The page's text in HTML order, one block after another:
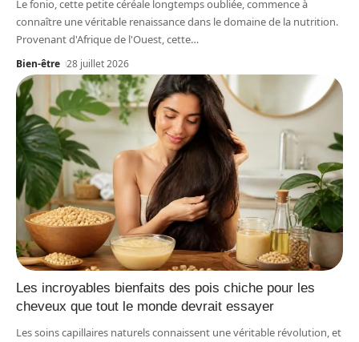
Le fonio, cette petite céréale longtemps oubliée, commence à
connaître une véritable renaissance dans le domaine de la nutrition.
Provenant d'Afrique de l'Ouest, cette…
Bien-être 28 juillet 2026
Les incroyables bienfaits des pois chiche pour les
cheveux que tout le monde devrait essayer
Les soins capillaires naturels connaissent une véritable révolution, et